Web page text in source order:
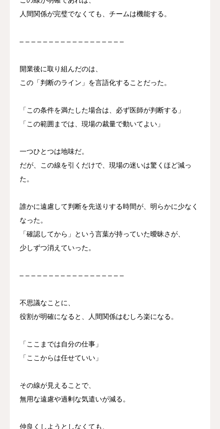
人間関係が完璧でなくても、チームは機能する。
– – – – – – – – – – – – – – – – – –
開業後に取り組んだのは、
この「判断のライン」を言語化することだった。
「この条件を満たした場合は、必ず医師が判断する」
「この範囲までは、現場の裁量で動いてよい」
一つひとつは地味だ。
だが、この線を引くだけで、現場の迷いは驚くほど減っ
た。
誰かに遠慮して判断を先送りする時間が、明らかに少なく
なった。
「確認してから」という言葉が持っていた曖昧さが、
少しずつ消えていった。
– – – – – – – – – – – – – – – – – –
不思議なことに、
役割が明確になると、人間関係はむしろ楽になる。
「ここまでは自分の仕事」
「ここからは任せていい」
その線が見えることで、
無用な遠慮や過剰な気遣いが減る。
仲良くしようとしなくても、